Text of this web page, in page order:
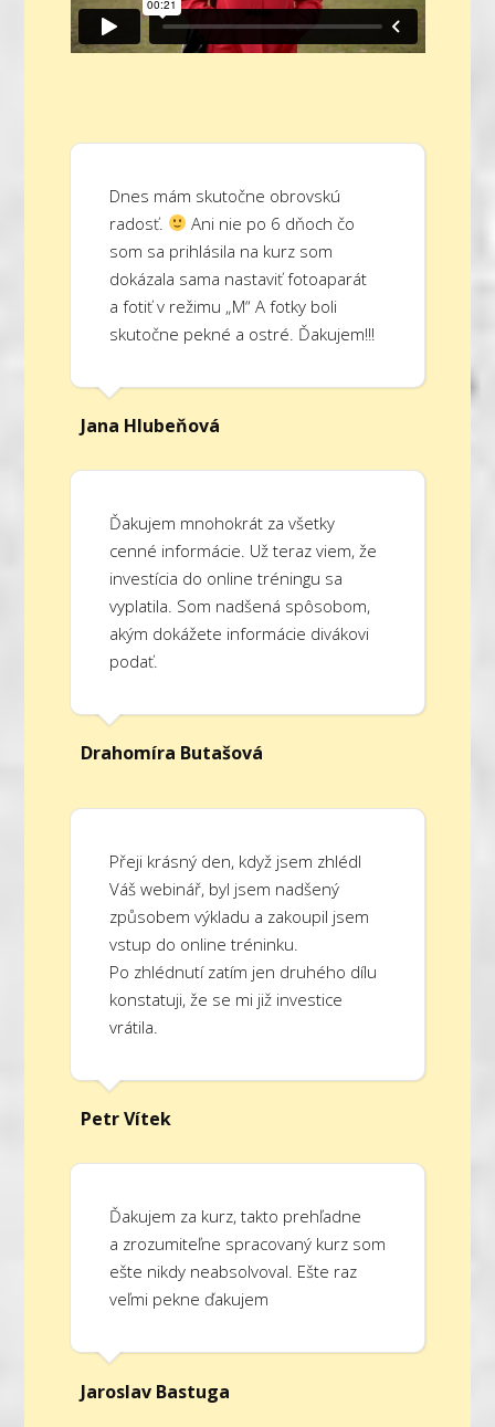
Dnes mám skutočne obrovskú
radosť.
Ani nie po 6 dňoch čo
som sa prihlásila na kurz som
dokázala sama nastaviť fotoaparát
a fotiť v režimu „M“ A fotky boli
skutočne pekné a ostré. Ďakujem!!!
Jana Hlubeňová
Ďakujem mnohokrát za všetky
cenné informácie. Už teraz viem, že
investícia do online tréningu sa
vyplatila. Som nadšená spôsobom,
akým dokážete informácie divákovi
podať.
Drahomíra Butašová
Přeji krásný den, když jsem zhlédl
Váš webinář, byl jsem nadšený
způsobem výkladu a zakoupil jsem
vstup do online tréninku.
Po zhlédnutí zatím jen druhého dílu
konstatuji, že se mi již investice
vrátila.
Petr Vítek
Ďakujem za kurz, takto prehľadne
a zrozumiteľne spracovaný kurz som
ešte nikdy neabsolvoval. Ešte raz
veľmi pekne ďakujem
Jaroslav Bastuga